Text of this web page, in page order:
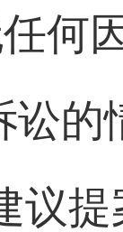
何
讼的
议